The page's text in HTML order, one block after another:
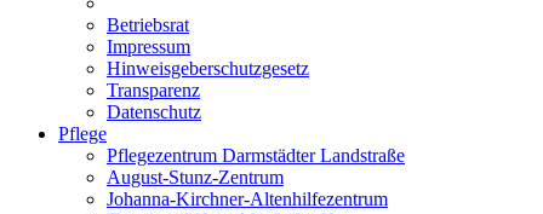
Betriebsrat
Impressum
Hinweisgeberschutzgesetz
Transparenz
Datenschutz
Pflege
Pflegezentrum Darmstädter Landstraße
August-Stunz-Zentrum
Johanna-Kirchner-Altenhilfezentrum